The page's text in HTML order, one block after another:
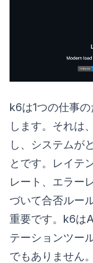
k6は1つの仕事
します。それは
し、システムが
とです。レイテ
レート、エラー
づいて合否ルー
重要です。k6は
テーションツー
でもありません